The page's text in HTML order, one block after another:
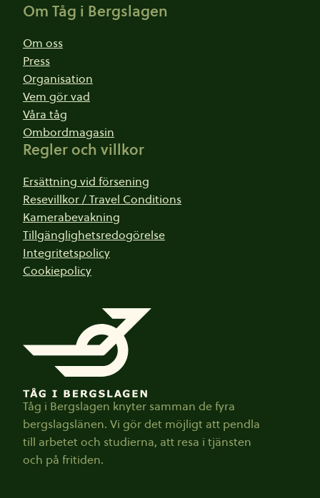
Om Tåg i Bergslagen
Om oss
Press
Organisation
Vem gör vad
Våra tåg
Ombordmagasin
Regler och villkor
Ersättning vid försening
Resevillkor / Travel Conditions
Kamerabevakning
Tillgänglighetsredogörelse
Integritetspolicy
Cookiepolicy
Tåg i Bergslagen knyter samman de fyra
bergslagslänen. Vi gör det möjligt att pendla
till arbetet och studierna, att resa i tjänsten
och på fritiden.